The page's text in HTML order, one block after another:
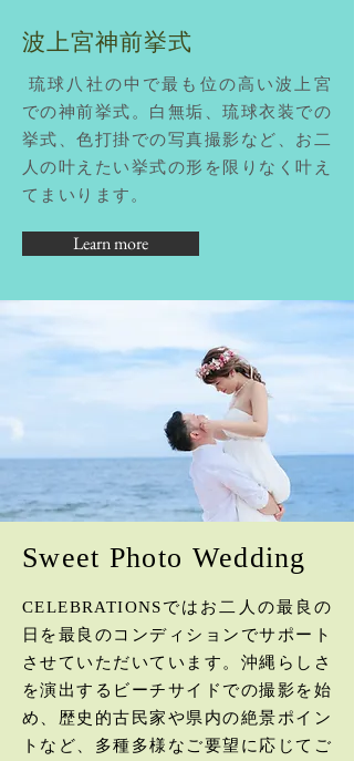
波上宮神前挙式
琉球八社の中で最も位の高い波上宮
での神前挙式。 白無垢、琉球衣装での
挙式、色打掛での写真撮影など、お二
人の叶えたい挙式の形を限りなく叶え
てまいります。
Learn more
Sweet Photo Wedding
CELEBRATIONSではお二人の最良の
日を最良のコンディションでサポート
させていただいています。沖縄らしさ
を演出するビーチサイドでの撮影を始
め、歴史的古民家や県内の絶景ポイン
トなど、多種多様なご要望に応じてご